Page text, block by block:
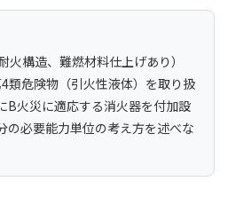
構造、難燃材料仕上げあり）
類危険物（引火性液体）を取り扱
B火災に適応する消火器を付加設
の必要能力単位の考え方を述べな